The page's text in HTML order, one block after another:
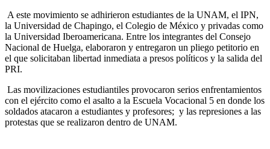
A este movimiento se adhirieron estudiantes de la UNAM, el IPN,
la Universidad de Chapingo, el Colegio de México y privadas como
la Universidad Iberoamericana. Entre los integrantes del Consejo
Nacional de Huelga, elaboraron y entregaron un pliego petitorio en
el que solicitaban libertad inmediata a presos políticos y la salida del
PRI.
Las movilizaciones estudiantiles provocaron serios enfrentamientos
con el ejército como el asalto a la Escuela Vocacional 5 en donde los
soldados atacaron a estudiantes y profesores; y las represiones a las
protestas que se realizaron dentro de UNAM.